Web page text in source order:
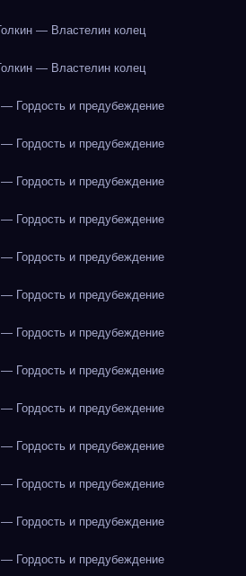
— Властелин колец
— Властелин колец
Гордость и предубеждение
Гордость и предубеждение
Гордость и предубеждение
Гордость и предубеждение
Гордость и предубеждение
Гордость и предубеждение
Гордость и предубеждение
Гордость и предубеждение
Гордость и предубеждение
Гордость и предубеждение
Гордость и предубеждение
Гордость и предубеждение
Гордость и предубеждение